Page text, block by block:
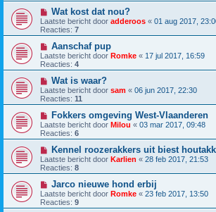
Wat kost dat nou?
Laatste bericht door adderoos « 01 aug 2017,
Reacties: 7
Aanschaf pup
Laatste bericht door Romke « 17 jul 2017, 16:59
Reacties: 4
Wat is waar?
Laatste bericht door sam « 06 jun 2017, 22:30
Reacties: 11
Fokkers omgeving West-Vlaanderen
Laatste bericht door Milou « 03 mar 2017, 09:48
Reacties: 6
Kennel roozerakkers uit biest
Laatste bericht door Karlien « 28 feb 2017, 21:53
Reacties: 8
Jarco nieuwe hond erbij
Laatste bericht door Romke « 23 feb 2017, 13:50
Reacties: 9